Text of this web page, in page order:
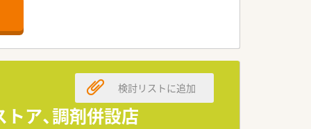
ア、調剤併設店
検討リストに追加